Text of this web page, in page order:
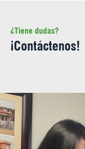
¿Tiene dudas?
¡Contáctenos!